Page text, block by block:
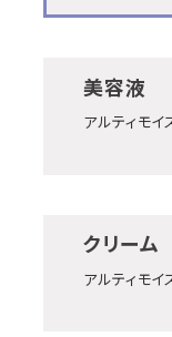
美容液
アルティモイ
クリーム
アルティモイ